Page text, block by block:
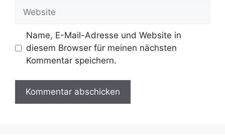
Website
Name, E-Mail-Adresse und Website in
diesem Browser für meinen nächsten
Kommentar speichern.